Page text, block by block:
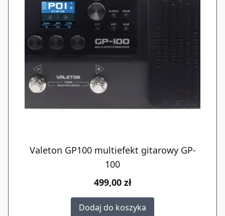
Valeton GP100 multiefekt gitarowy GP-
100
499,00 zł
Dodaj do koszyka